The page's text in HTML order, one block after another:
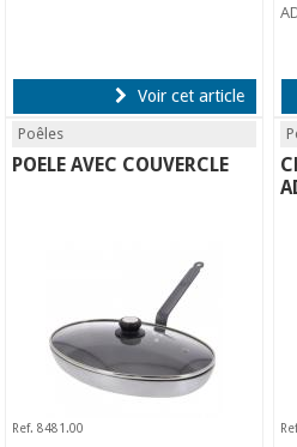
Voir cet article
Poêles
POELE AVEC COUVERCLE
Ref. 8481.00